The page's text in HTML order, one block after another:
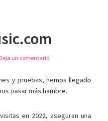
un comentario
y pruebas, hemos llegado
pasar más hambre.
en 2022, aseguran una